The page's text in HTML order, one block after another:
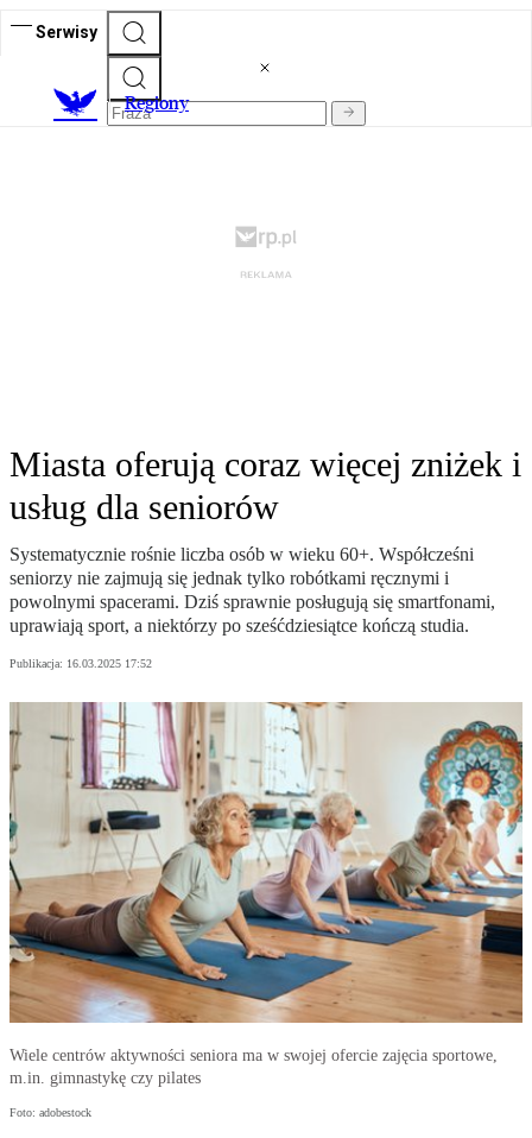
Serwisy
Regiony
Miasta oferują coraz więcej zniżek i
usług dla seniorów
Systematycznie rośnie liczba osób w wieku 60+. Współcześni
seniorzy nie zajmują się jednak tylko robótkami ręcznymi i
powolnymi spacerami. Dziś sprawnie posługują się smartfonami,
uprawiają sport, a niektórzy po sześćdziesiątce kończą studia.
Publikacja: 16.03.2025 17:52
Wiele centrów aktywności seniora ma w swojej ofercie zajęcia sportowe,
m.in. gimnastykę czy pilates
Foto: adobestock